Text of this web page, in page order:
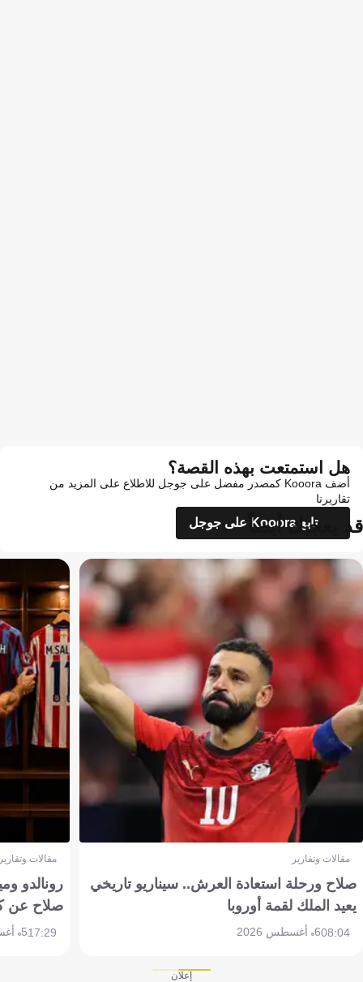
هل استمتعت بهذه القصة؟
أضف Kooora كمصدر مفضل على جوجل للاطلاع على المزيد من
تقاريرنا
تابع Kooora على جوجل
قد يعجبك أيضاً
مقالات وتقارير
صلاح ورحلة استعادة العرش.. سيناريو تاريخي
يعيد الملك لقمة أوروبا
08:046 أغسطس 2026
مقالات
رونالدو
صلاح عن
17:295 أغسطس 2026
إعلان